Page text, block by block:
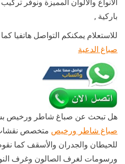
الأنواع والألوان المميزة ونوفر
باركية ,
للاستعلام يمكنكم التواصل هاتفيا
صباغ الدعية
هل تبحث عن صباغ شاطر ورخيص
صباغ شاطر ورخيص متخصص
للحيطان والجدران والأسقف كما
ورسومات لغرف الصالون وغرف